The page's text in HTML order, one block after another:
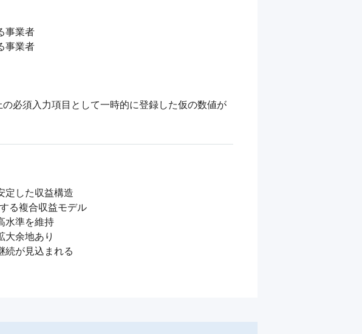
事業者
事業者
必須入力項目として一時的に登録した仮の数値が
定した収益構造
る複合収益モデル
水準を維持
余地あり
が見込まれる